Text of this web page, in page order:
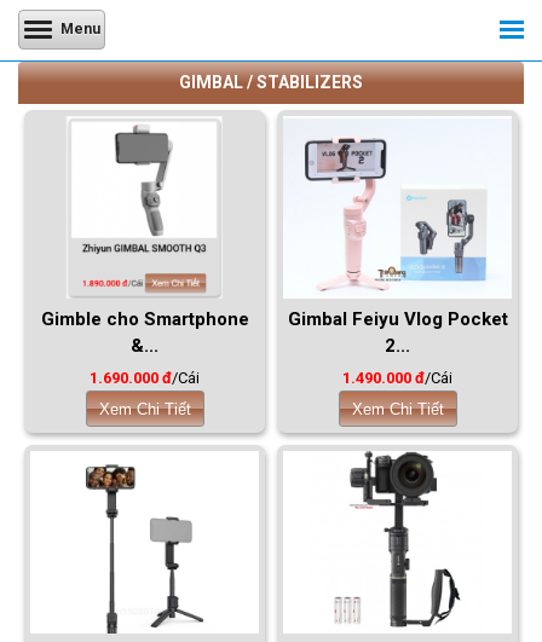
Menu
GIMBAL / STABILIZERS
Gimble cho Smartphone
&...
1.690.000 đ/Cái
Xem Chi Tiết
Gimbal Feiyu Vlog Pocket
2...
1.490.000 đ/Cái
Xem Chi Tiết